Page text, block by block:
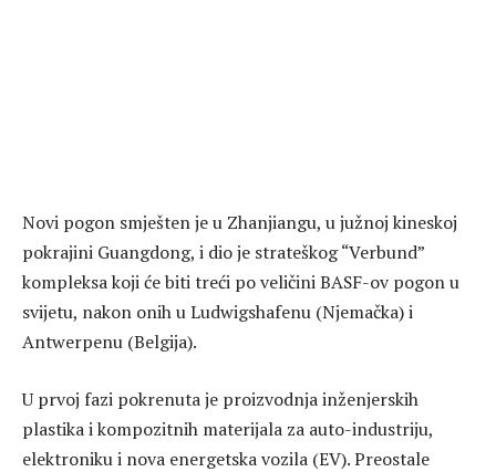
Novi pogon smješten je u Zhanjiangu, u južnoj kineskoj
pokrajini Guangdong, i dio je strateškog “Verbund”
kompleksa koji će biti treći po veličini BASF-ov pogon u
svijetu, nakon onih u Ludwigshafenu (Njemačka) i
Antwerpenu (Belgija).
U prvoj fazi pokrenuta je proizvodnja inženjerskih
plastika i kompozitnih materijala za auto-industriju,
elektroniku i nova energetska vozila (EV). Preostale